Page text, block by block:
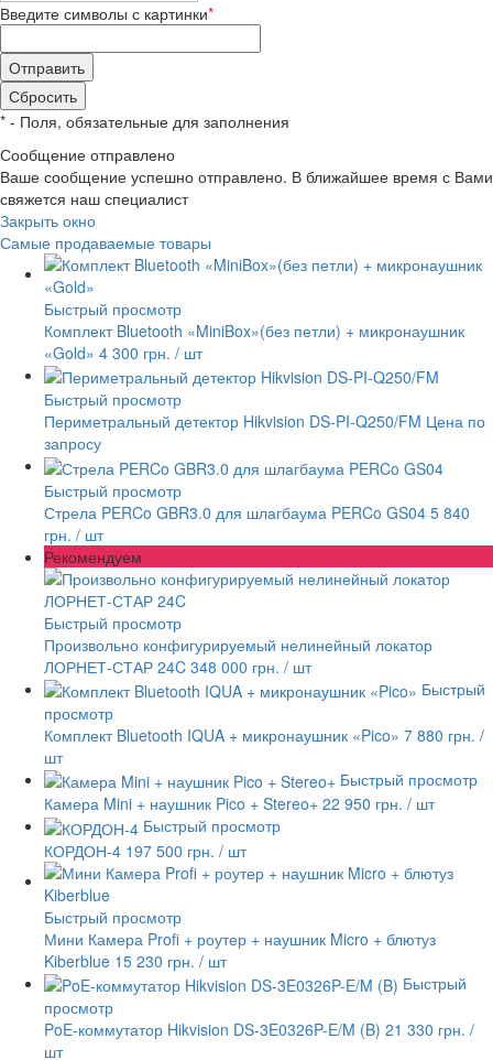
Введите символы с картинки*
* - Поля, обязательные для заполнения
Сообщение отправлено
Ваше сообщение успешно отправлено. В ближайшее время с Вами
свяжется наш специалист
Закрыть окно
Самые продаваемые товары
Быстрый просмотр
Комплект Bluetooth «MiniBox»(без петли) + микронаушник
«Gold» 4 300 грн. / шт
Быстрый просмотр
Периметральный детектор Hikvision DS-PI-Q250/FM Цена по
запросу
Быстрый просмотр
Стрела PERCo GBR3.0 для шлагбаума PERCo GS04 5 840
грн. / шт
Рекомендуем
Быстрый просмотр
Произвольно конфигурируемый нелинейный локатор
ЛОРНЕТ-СТАР 24C 348 000 грн. / шт
Быстрый
просмотр
Комплект Bluetooth IQUA + микронаушник «Pico» 7 880 грн. /
шт
Быстрый просмотр
Камера Mini + наушник Pico + Stereo+ 22 950 грн. / шт
Быстрый просмотр
КОРДОН-4 197 500 грн. / шт
Быстрый просмотр
Мини Камера Profi + роутер + наушник Micro + блютуз
Kiberblue 15 230 грн. / шт
Быстрый
просмотр
PoE-коммутатор Hikvision DS-3E0326P-E/M (B) 21 330 грн. /
шт